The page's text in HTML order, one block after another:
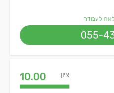
לעבודה
055-
ציון: 10.00